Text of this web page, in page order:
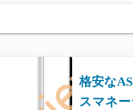
格安な
スマネ